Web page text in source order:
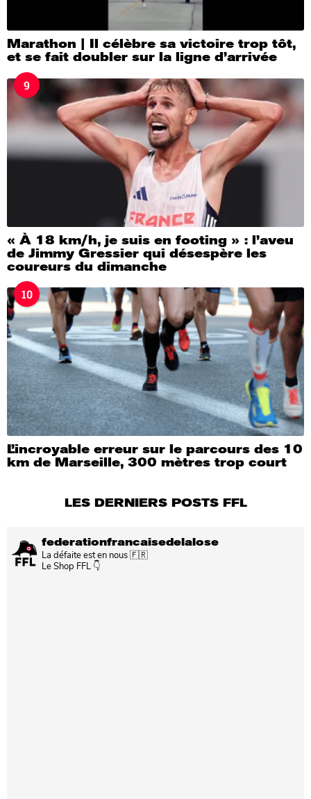
Marathon | Il célèbre sa victoire trop tôt,
et se fait doubler sur la ligne d’arrivée
9
« À 18 km/h, je suis en footing » : l’aveu
de Jimmy Gressier qui désespère les
coureurs du dimanche
10
L’incroyable erreur sur le parcours des 10
km de Marseille, 300 mètres trop court
LES DERNIERS POSTS FFL
federationfrancaisedelalose
La défaite est en nous 🇫🇷
Le Shop FFL 👇